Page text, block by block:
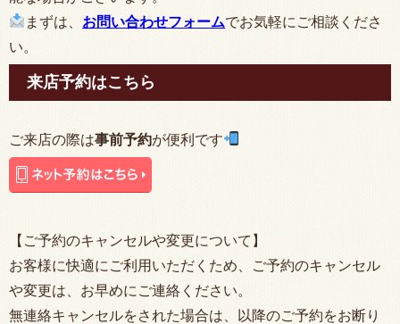
まずは、 お問い合わせフォームでお気軽にご相談くださ
い。
来店予約はこちら
ご来店の際は事前予約が便利です
【ご予約のキャンセルや変更について】
お客様に快適にご利用いただくため、ご予約のキャンセル
や変更は、お早めにご連絡ください。
無連絡キャンセルをされた場合は、以降のご予約をお断り